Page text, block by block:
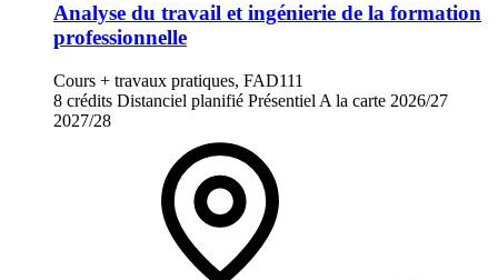
Analyse du travail et ingénierie de la formation
professionnelle
Cours + travaux pratiques, FAD111
8 crédits Distanciel planifié Présentiel A la carte 2026/27
2027/28